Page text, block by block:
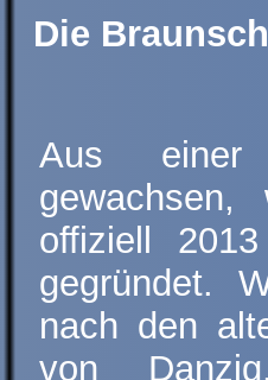
Die
Aus einer
gewachsen,
offiziell
gegründet.
nach den
von